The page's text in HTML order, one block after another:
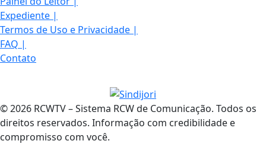
Expediente |
Termos de Uso e Privacidade |
FAQ |
Contato
© 2026 RCWTV – Sistema RCW de Comunicação. Todos os
direitos reservados. Informação com credibilidade e
compromisso com você.